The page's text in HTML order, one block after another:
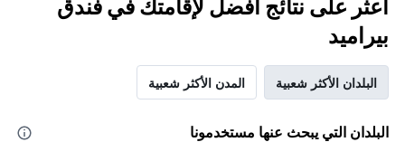
اعثر على نتائج أفضل لإقامتك في فندق
بيراميد
البلدان الأكثر شعبية المدن الأكثر شعبية
البلدان التي يبحث عنها مستخدمونا